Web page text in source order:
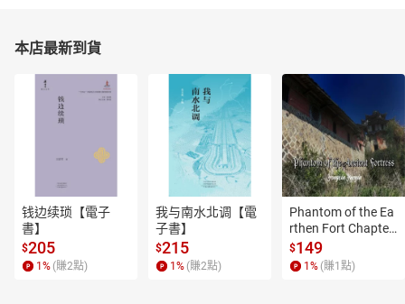
本店最新到貨
钱边续琐【電子
書】
$205
1 % (賺2點)
我与南水北调【電
子書】
$215
1 % (賺2點)
Phantom of the Ea
rthen Fort Chapter
4【有聲書】
$149
1 % (賺1 點)